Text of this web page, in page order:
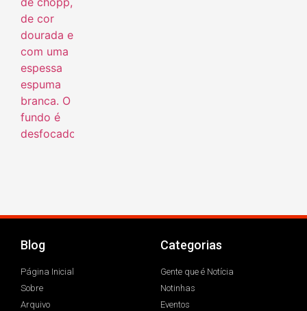
Blog
Página Inicial
Sobre
Arquivo
Categorias
Gente que é Notícia
Notinhas
Eventos